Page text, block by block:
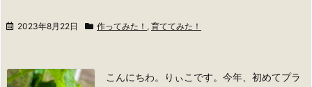
2023年8月22日 作ってみた！ , 育ててみた！
こんにちわ。りぃこです。 今年、初めてプラ